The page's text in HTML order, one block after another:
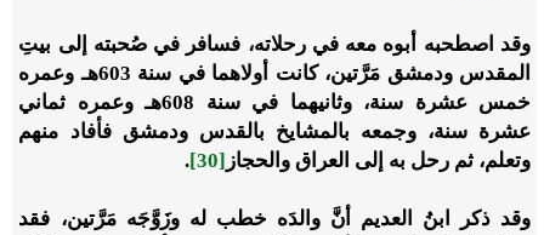
وقد اصطحبه أبوه معه في رحلاته، فسافر في صُحبته إلى بيتِ
المقدس ودمشق مَرَّتين، كانت أولاهما في سنة 603هـ وعمره
خمس عشرة سنة، وثانيهما في سنة 608هـ وعمره ثماني
عشرة سنة، وجمعه بالمشايخ بالقدس ودمشق فأفاد منهم
وتعلم، ثم رحل به إلى العراق والحجاز [30]
.
وقد ذكر ابنُ العديم أنَّ والدَه خطب له وزَوَّجَه مَرَّتين، فقد